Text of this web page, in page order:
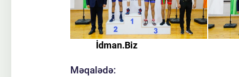
İdman.Biz
Məqalədə: